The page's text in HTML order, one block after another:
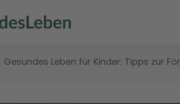
Gesundes Leben für Kinder: Tipps zur